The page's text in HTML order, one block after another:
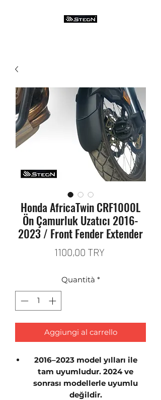
Honda AfricaTwin CRF1000L
Ön Çamurluk Uzatıcı 2016-
2023 / Front Fender Extender
1100,00 TRYPrezzo
Quantità *
Aggiungi al carrello
2016–2023 model yılları ile
tam uyumludur. 2024 ve
sonrası modellerle uyumlu
değildir.